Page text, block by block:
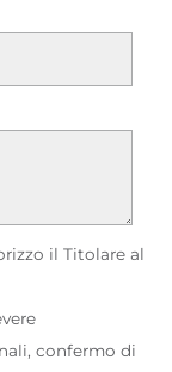
il Titolare al
confermo di